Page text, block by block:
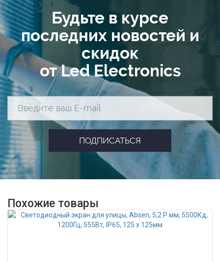
Будьте в курсе
последних новостей и
скидок
от Led Electronics
Похожие товары